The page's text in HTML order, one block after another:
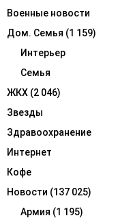
Военные новости
Дом. Семья (1 159)
Интерьер
Семья
ЖКХ (2 046)
Звезды
Здравоохранение
Интернет
Кофе
Новости (137 025)
Армия (1 195)